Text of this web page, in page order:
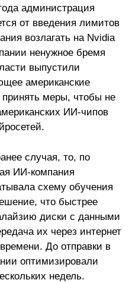
администрация
от введения лимитов
возлагать на Nvidia
ненужное бремя
выпустили
американские
меры, чтобы не
ИИ-чипов
случая, то, по
ИИ-компания
схему обучения
что быстрее
диски с данными
их через интернет
До отправки в
оптимизировали
недель.